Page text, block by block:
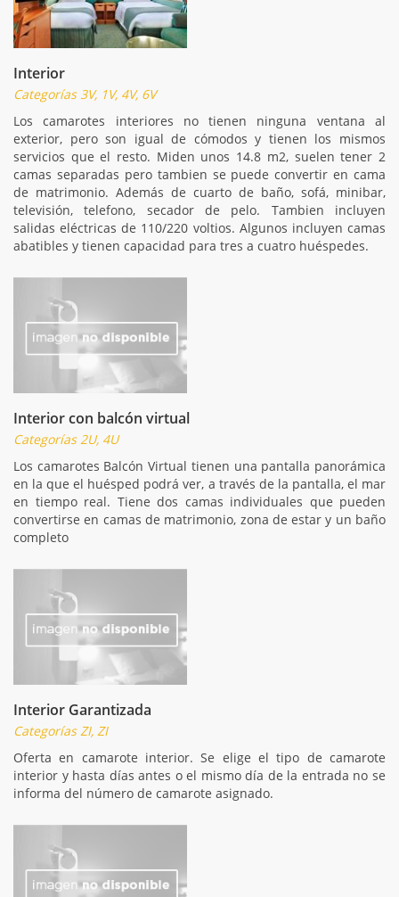
Interior
Categorías 3V, 1V, 4V, 6V
Los camarotes interiores no tienen ninguna ventana al
exterior, pero son igual de cómodos y tienen los mismos
servicios que el resto. Miden unos 14.8 m2, suelen tener 2
camas separadas pero tambien se puede convertir en cama
de matrimonio. Además de cuarto de baño, sofá, minibar,
televisión, telefono, secador de pelo. Tambien incluyen
salidas eléctricas de 110/220 voltios. Algunos incluyen camas
abatibles y tienen capacidad para tres a cuatro huéspedes.
Interior con balcón virtual
Categorías 2U, 4U
Los camarotes Balcón Virtual tienen una pantalla panorámica
en la que el huésped podrá ver, a través de la pantalla, el mar
en tiempo real. Tiene dos camas individuales que pueden
convertirse en camas de matrimonio, zona de estar y un baño
completo
Interior Garantizada
Categorías ZI, ZI
Oferta en camarote interior. Se elige el tipo de camarote
interior y hasta días antes o el mismo día de la entrada no se
informa del número de camarote asignado.